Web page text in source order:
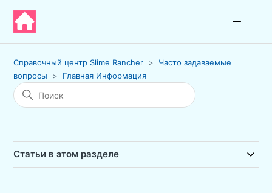
Справочный центр Slime Rancher
Часто задаваемые
вопросы
Главная Информация
Статьи в этом разделе